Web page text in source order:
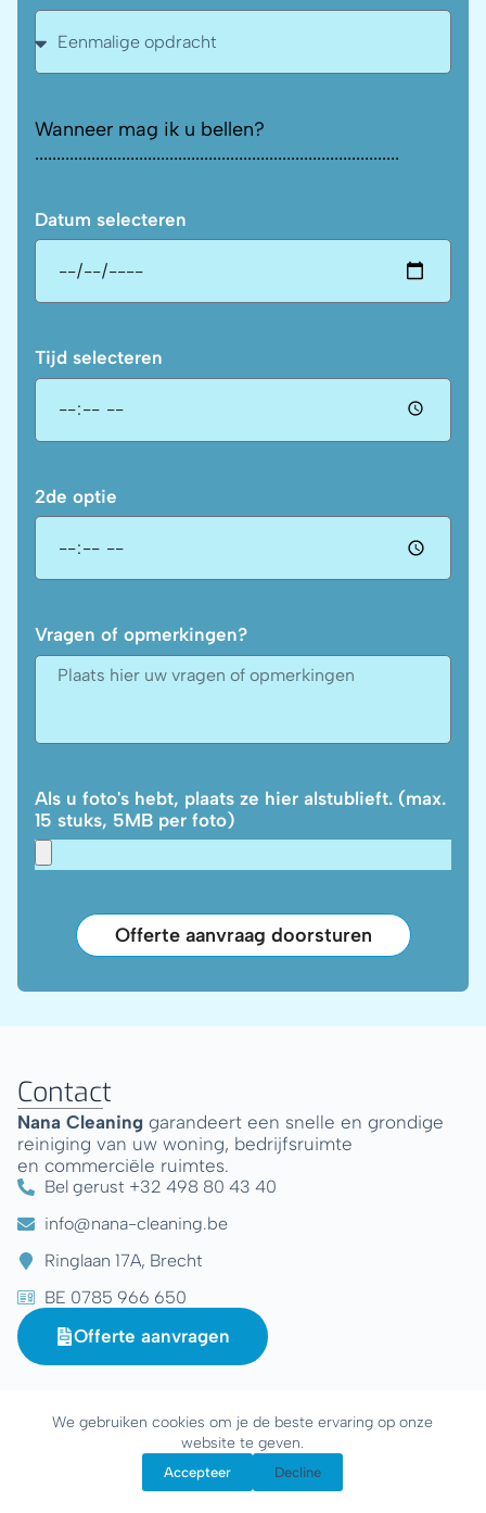
We gebruiken cookies om je de beste ervaring op onze
website te geven.
Accepteer Decline
Wanneer mag ik u bellen?
....................................................................................
Datum selecteren
Tijd selecteren
2de optie
Vragen of opmerkingen?
Als u foto's hebt, plaats ze hier alstublieft. (max.
15 stuks, 5MB per foto)
Offerte aanvraag doorsturen
l
n
a
t
i
Contact
Nana Cleaning garandeert een snelle en grondige
reiniging van uw woning, bedrijfsruimte
en commerciële ruimtes.
Bel gerust +32 498 80 43 40
info@nana-cleaning.be
Ringlaan 17A, Brecht
BE 0785 966 650
Offerte aanvragen
Navigatie